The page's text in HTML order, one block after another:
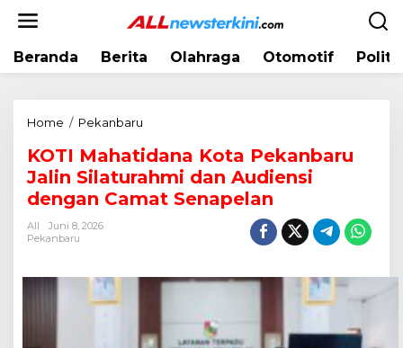
Beranda Berita Olahraga Otomotif
Home / Pekanbaru
T
I
M
n
KOTI Mahatidana Kota Pekanbaru
Jalin Silaturahmi dan Audiensi
dengan Camat Senapelan
All
Juni 8, 2026
Pekanbaru